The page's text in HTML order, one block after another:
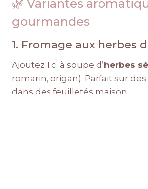
🌿 Variantes
gourmandes
1. Fromage aux herbes
Ajoutez 1 c. à soupe d’herbes
romarin, origan). Parfait sur
dans des feuilletés maison.